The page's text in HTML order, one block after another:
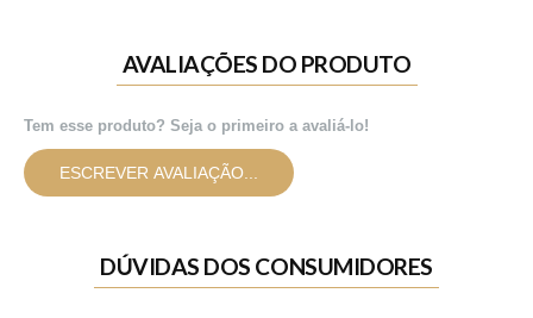
AVALIAÇÕES DO PRODUTO
Tem esse produto? Seja o primeiro a avaliá-lo!
ESCREVER AVALIAÇÃO...
DÚVIDAS DOS CONSUMIDORES